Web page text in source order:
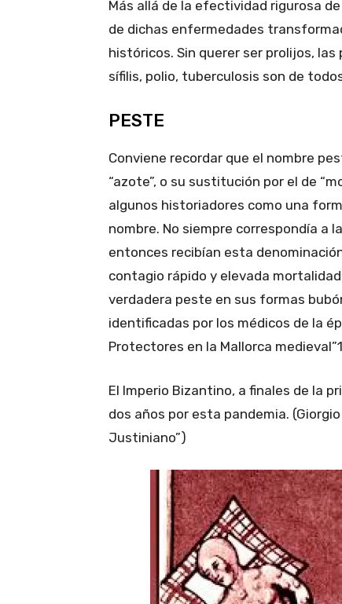
Más allá de la efectividad rigurosa
de dichas enfermedades
históricos. Sin querer ser prolijos,
sífilis, polio, tuberculosis son de
PESTE
Conviene recordar que el nombre
“azote”, o su sustitución por el de
algunos historiadores como una
nombre. No siempre correspondía a
entonces recibían esta
contagio rápido y elevada
verdadera peste en sus formas
identificadas por los médicos de la
Protectores en la Mallorca
El Imperio Bizantino, a finales de la
dos años por esta pandemia.
Justiniano”)